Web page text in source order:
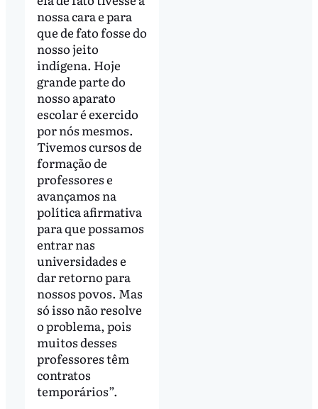
nossa cara e para
que de fato fosse do
nosso jeito
indígena. Hoje
grande parte do
nosso aparato
escolar é exercido
por nós mesmos.
Tivemos cursos de
formação de
professores e
avançamos na
política afirmativa
para que possamos
entrar nas
universidades e
dar retorno para
nossos povos. Mas
só isso não resolve
o problema, pois
muitos desses
professores têm
contratos
temporários”.